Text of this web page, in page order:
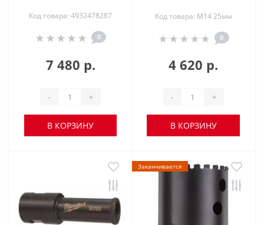
Код товара: 4932478287
0
7 480 р.
- +
В КОРЗИНУ
Код товара: М14 25мм
0
4 620 р.
- +
В КОРЗИНУ
Заканчивается